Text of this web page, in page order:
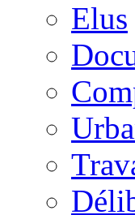
Elus